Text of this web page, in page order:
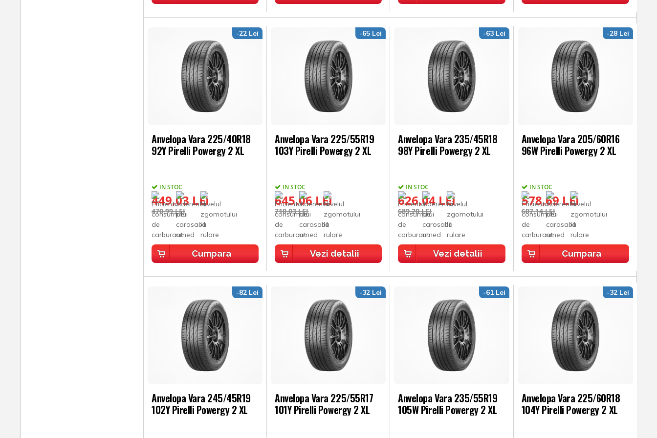
Anvelopa Vara 225/40R18
92Y Pirelli Powergy 2 XL
IN STOC
449,03 LEI
-22 Lei
470,99 LEI
Cumpara
Anvelopa Vara 225/55R19
103Y Pirelli Powergy 2 XL
IN STOC
645,06 LEI
-65 Lei
710,03 LEI
Vezi detalii
Anvelopa Vara 235/45R18
98Y Pirelli Powergy 2 XL
IN STOC
626,04 LEI
-63 Lei
689,20 LEI
Vezi detalii
Anvelopa Vara 205/60R16
96W Pirelli Powergy 2 XL
IN STOC
578,69 LEI
-28 Lei
607,14 LEI
Cumpara
Anvelopa Vara 245/45R19
102Y Pirelli Powergy 2 XL
-82 Lei
Anvelopa Vara 225/55R17
101Y Pirelli Powergy 2 XL
-32 Lei
Anvelopa Vara 235/55R19
105W Pirelli Powergy 2 XL
-61 Lei
Anvelopa Vara 225/60R18
104Y Pirelli Powergy 2 XL
-32 Lei